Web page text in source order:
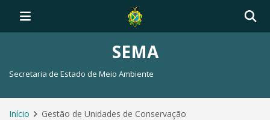
SEMA
Secretaria de Estado de Meio Ambiente
Início Gestão de Unidades de Conservação